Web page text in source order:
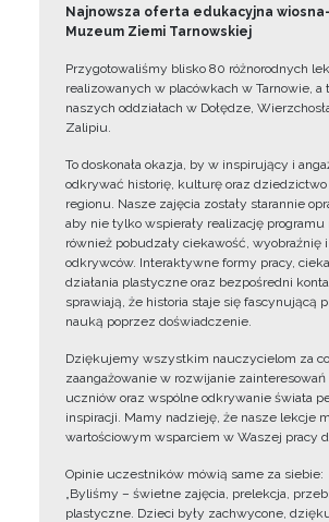
Najnowsza oferta edukacyjna
Muzeum Ziemi Tarnowskiej
Przygotowaliśmy blisko 80 różnorodnych
realizowanych w placówkach w Tarnowie, a
naszych oddziałach w Dołędze,
Zalipiu.
To doskonała okazja, by w inspirujący i
odkrywać historię, kulturę oraz dziedzictwo
regionu. Nasze zajęcia zostały starannie
aby nie tylko wspierały realizację programu
również pobudzały ciekawość, wyobraźnię
odkrywców. Interaktywne formy pracy,
działania plastyczne oraz bezpośredni
sprawiają, że historia staje się fascynującą
nauką poprzez doświadczenie.
Dziękujemy wszystkim nauczycielom za
zaangażowanie w rozwijanie zainteresowań
uczniów oraz wspólne odkrywanie świata
inspiracji. Mamy nadzieję, że nasze lekcje
wartościowym wsparciem w Waszej pracy
Opinie uczestników mówią same za siebie:
„Byliśmy – świetne zajęcia, prelekcja,
plastyczne. Dzieci były zachwycone,